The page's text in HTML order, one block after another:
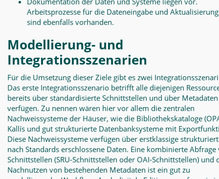
Arbeitsprozesse für die Dateneingabe und
sind ebenfalls vorhanden.
Modellierung- und
Integrationsszenarien
Für die Umsetzung dieser Ziele gibt es zwei
Das erste Integrationsszenario betrifft alle diejenigen
bereits über standardisierte Schnittstellen und über Metadaten
verfügen. Zu nennen wären hier vor allem die zentralen
Nachweissysteme der Häuser, wie die Bibliothekskataloge
Kallís und gut strukturierte Datenbanksysteme mit
Diese Nachweissysteme verfügen über erstklassige
nach Standards erschlossene Daten. Eine kombinierte Abfrage
Schnittstellen (SRU-Schnittstellen oder OAI-Schnittstellen) und
Nachnutzen von bestehenden Metadaten ist ein gut zu